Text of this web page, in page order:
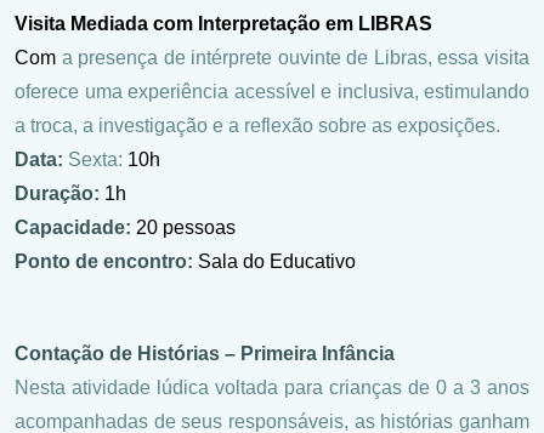
Visita Mediada com Interpretação em LIBRAS
Com a presença de intérprete ouvinte de Libras, essa visita
oferece uma experiência acessível e inclusiva, estimulando
a troca, a investigação e a reflexão sobre as exposições.
Data: Sexta: 10h
Duração: 1h
Capacidade: 20 pessoas
Ponto de encontro: Sala do Educativo
Contação de Histórias – Primeira Infância
Nesta atividade lúdica voltada para crianças de 0 a 3 anos
acompanhadas de seus responsáveis, as histórias ganham